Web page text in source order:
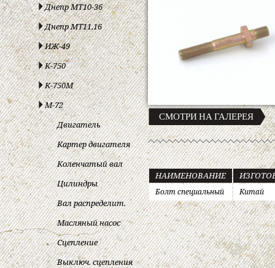
Днепр МТ10-36
Днепр МТ11,16
ИЖ-49
К-750
К-750М
М-72
Двигатель
Картер двигателя
Коленчатый вал
Цилиндры
Вал распределит.
Масляный насос
Сцепление
Выключ. сцепления
СМОТРИ НА ГАЛЕРЕЯ
НАИМЕНОВАНИЕ
Болт специальный Китай